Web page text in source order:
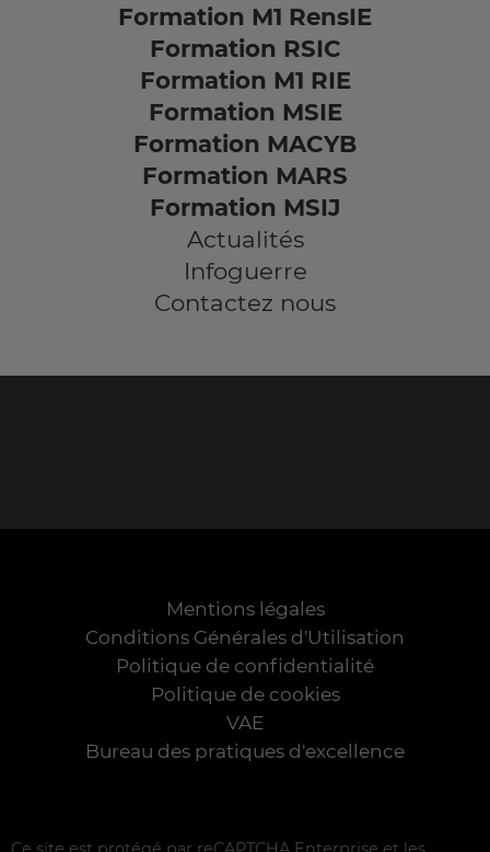
Formation M1 RensIE
Formation RSIC
Formation M1 RIE
Formation MSIE
Formation MACYB
Formation MARS
Formation MSIJ
Actualités
Infoguerre
Contactez nous
Mentions légales
Conditions Générales d'Utilisation
Politique de confidentialité
Politique de cookies
VAE
Bureau des pratiques d'excellence